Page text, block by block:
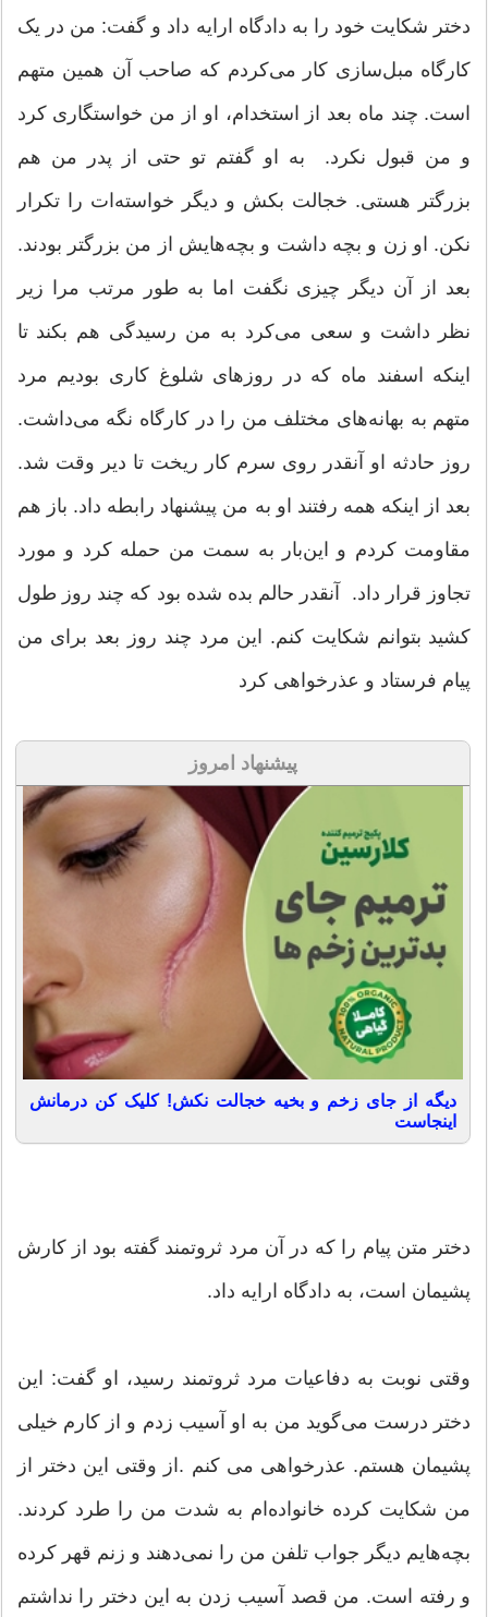
دختر شکایت خود را به دادگاه ارایه داد و گفت: من در یک
کارگاه مبل‌سازی کار می‌کردم که صاحب آن همین متهم
است. چند ماه بعد از استخدام، او از من خواستگاری کرد
و من قبول نکرد. به او گفتم تو حتی از پدر من هم
بزرگتر هستی. خجالت بکش و دیگر خواسته‌ات را تکرار
نکن. او زن و بچه داشت و بچه‌هایش از من بزرگتر بودند.
بعد از آن دیگر چیزی نگفت اما به طور مرتب مرا زیر
نظر داشت و سعی می‌کرد به من رسیدگی هم بکند تا
اینکه اسفند ماه که در روزهای شلوغ کاری بودیم مرد
متهم به بهانه‌های مختلف من را در کارگاه نگه می‌داشت.
روز حادثه او آنقدر روی سرم کار ریخت تا دیر وقت شد.
بعد از اینکه همه رفتند او به من پیشنهاد رابطه داد. باز هم
مقاومت کردم و این‌بار به سمت من حمله کرد و مورد
تجاوز قرار داد. آنقدر حالم بده شده بود که چند روز طول
کشید بتوانم شکایت کنم. این مرد چند روز بعد برای من
پیام فرستاد و عذرخواهی کرد‌
پیشنهاد امروز
دیگه از جای زخم و بخیه خجالت نکش! کلیک کن درمانش
اینجاست
دختر متن پیام را که در آن مرد ثروتمند گفته بود از کارش
پشیمان است، به دادگاه ارایه داد.
وقتی نوبت به دفاعیات مرد ثروتمند رسید، او گفت: این
دختر درست می‌گوید من به او آسیب زدم و از کارم خیلی
پشیمان هستم. عذرخواهی می کنم .از وقتی این دختر از
من شکایت کرده خانواده‌ام به شدت من را طرد کردند.
بچه‌هایم دیگر جواب تلفن من را نمی‌دهند و زنم قهر کرده
و رفته است. من قصد آسیب زدن به این دختر را نداشتم